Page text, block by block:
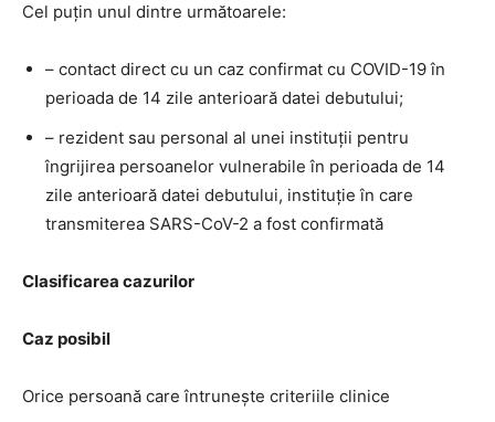
Cel puțin unul dintre următoarele:
– contact direct cu un caz confirmat cu COVID-19 în
perioada de 14 zile anterioară datei debutului;
– rezident sau personal al unei instituții pentru
îngrijirea persoanelor vulnerabile în perioada de 14
zile anterioară datei debutului, instituție în care
transmiterea SARS-CoV-2 a fost confirmată
Clasificarea cazurilor
Caz posibil
Orice persoană care întrunește criteriile clinice